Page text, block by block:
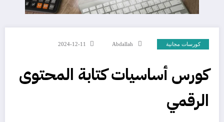
كورسات مجانية Abdallah
2024-12-11
كورس أساسيات كتابة المحتوى
الرقمي